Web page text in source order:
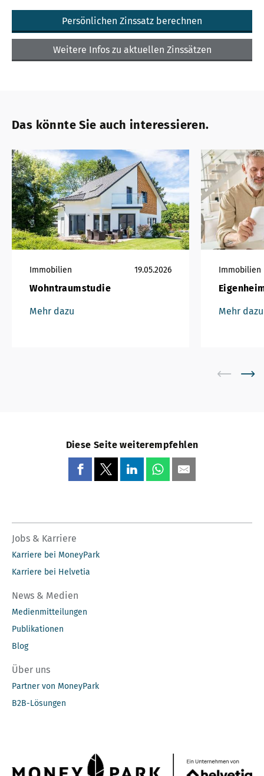
Persönlichen Zinssatz berechnen
Weitere Infos zu aktuellen Zinssätzen
Das könnte Sie auch interessieren.
Immobilien 19.05.2026
Wohntraumstudie
Mehr dazu
Immobilien
Mehr dazu
Diese Seite weiterempfehlen
Jobs & Karriere
Karriere bei MoneyPark
Karriere bei Helvetia
News & Medien
Medienmitteilungen
Publikationen
Blog
Über uns
Partner von MoneyPark
B2B-Lösungen